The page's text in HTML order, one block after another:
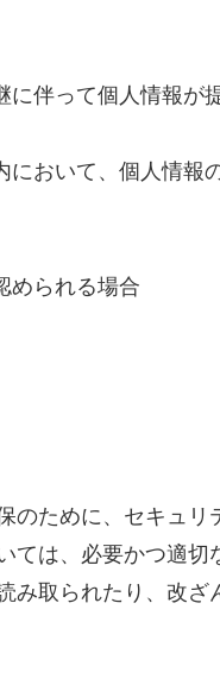
伴って個人情報が
おいて、個人情報
められる場合
のために、セキュ
は、必要かつ適切
み取られたり、改ざ